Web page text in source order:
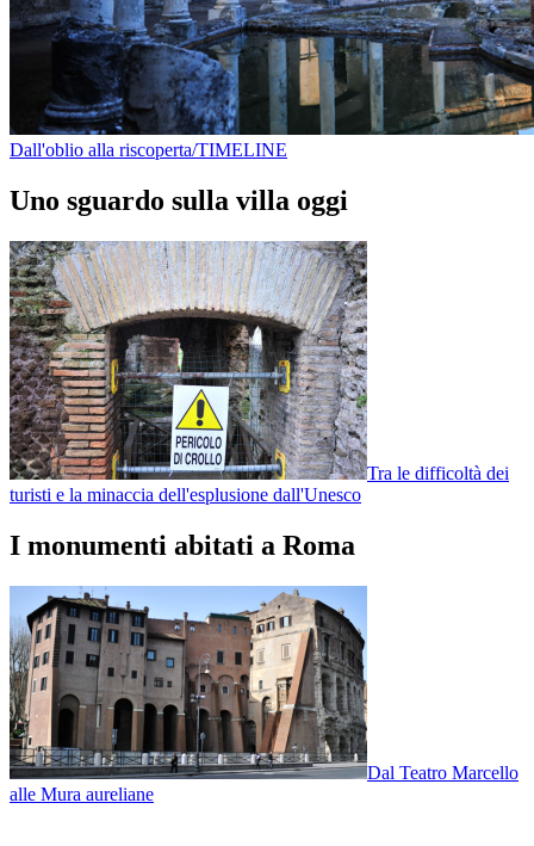
Dall'oblio alla riscoperta/TIMELINE
Uno sguardo sulla villa oggi
Tra le difficoltà dei
turisti e la minaccia dell'esplusione dall'Unesco
I monumenti abitati a Roma
Dal Teatro Marcello
alle Mura aureliane